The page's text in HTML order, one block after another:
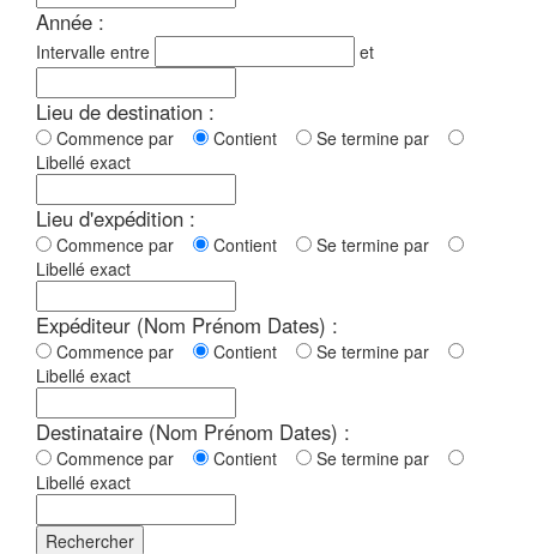
Année :
Intervalle entre et
Lieu de destination :
Commence par Contient
Se termine par
Libellé exact
Lieu d'expédition :
Commence par Contient
Se termine par
Libellé exact
Expéditeur (Nom Prénom Dates) :
Commence par Contient
Se termine par
Libellé exact
Destinataire (Nom Prénom Dates) :
Commence par Contient
Se termine par
Libellé exact
Rechercher